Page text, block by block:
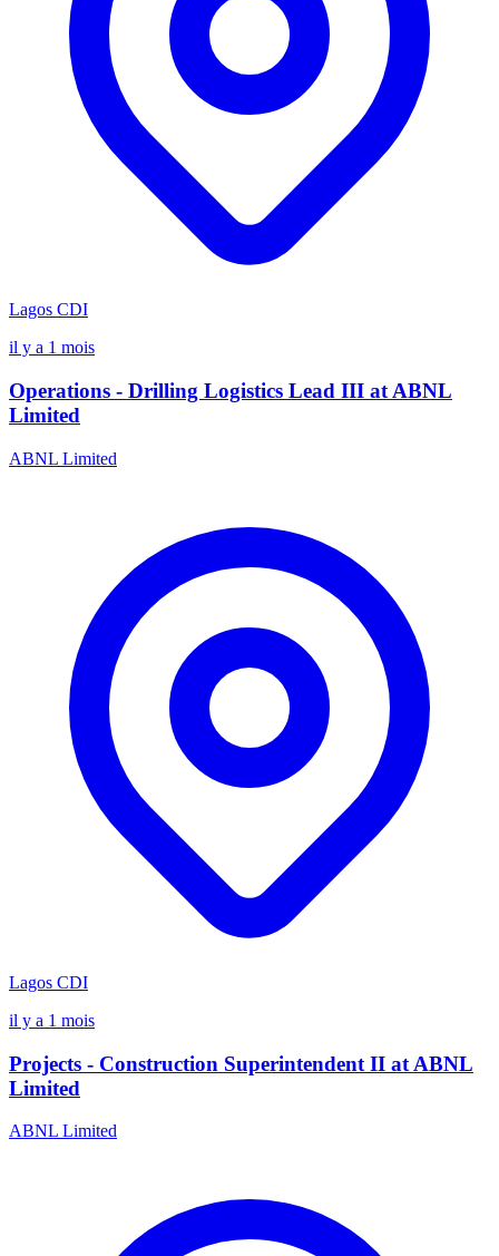
Lagos CDI
il y a 1 mois
Operations - Drilling Logistics Lead III at ABNL
Limited
ABNL Limited
Lagos CDI
il y a 1 mois
Projects - Construction Superintendent II at ABNL
Limited
ABNL Limited